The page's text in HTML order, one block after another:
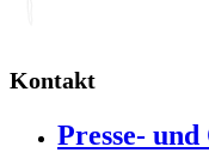
Kontakt
Presse-